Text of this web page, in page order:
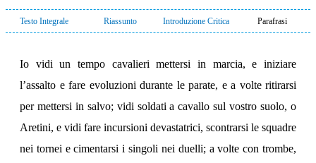
Testo Integrale Riassunto Introduzione Critica Parafrasi
Io vidi un tempo cavalieri mettersi in marcia, e iniziare
l’assalto e fare evoluzioni durante le parate, e a volte ritirarsi
per mettersi in salvo; vidi soldati a cavallo sul vostro suolo, o
Aretini, e vidi fare incursioni devastatrici, scontrarsi le squadre
nei tornei e cimentarsi i singoli nei duelli; a volte con trombe,